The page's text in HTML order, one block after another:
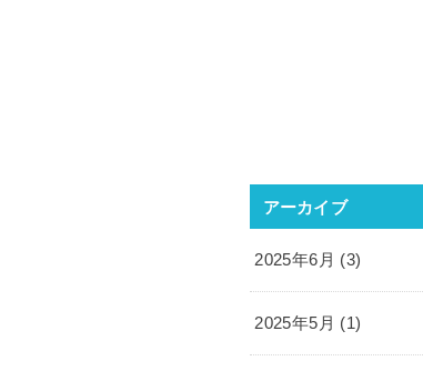
アーカイブ
2025年6月 (3)
2025年5月 (1)